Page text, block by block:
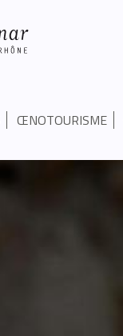
ŒNOTOURISME